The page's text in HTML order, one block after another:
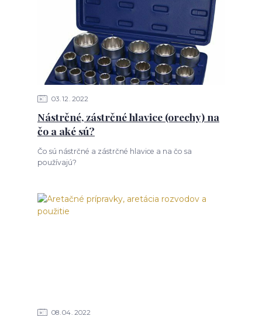
03 12 2022
Nástrčné, zástrčné hlavice (orechy) na
čo a aké sú?
Čo sú nástrčné a zástrčné hlavice a na čo sa
používajú?
08 04 2022